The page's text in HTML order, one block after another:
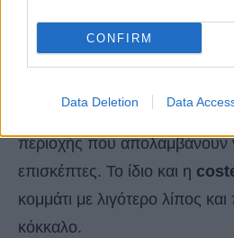
CONFIRM
Data Deletion Data
περιοχής που απολαμβάνουν
επισκέπτες. Το ίδιο και η
κομμάτι με λιγότερο λίπος
κόκκαλο.